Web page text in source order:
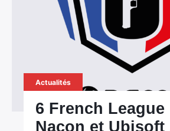
Actualités
6 French League
Nacon et Ubisoft